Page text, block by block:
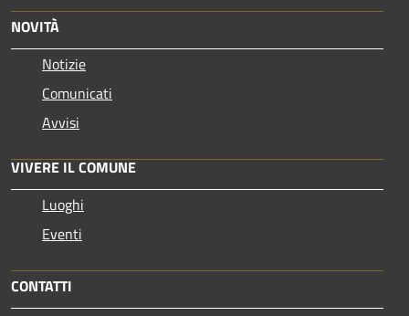
NOVITÀ
Notizie
Comunicati
Avvisi
VIVERE IL COMUNE
Luoghi
Eventi
CONTATTI